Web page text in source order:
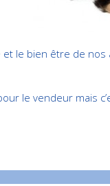
le bien être de
le vendeur mais